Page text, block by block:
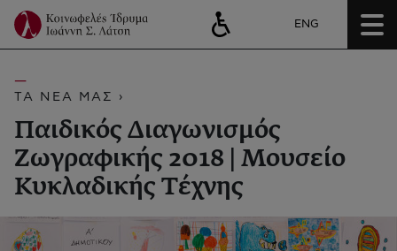
ENG
ΤΑ ΝΕΑ ΜΑΣ ›
Παιδικός Διαγωνισμός
Ζωγραφικής 2018 | Μουσείο
Κυκλαδικής Τέχνης